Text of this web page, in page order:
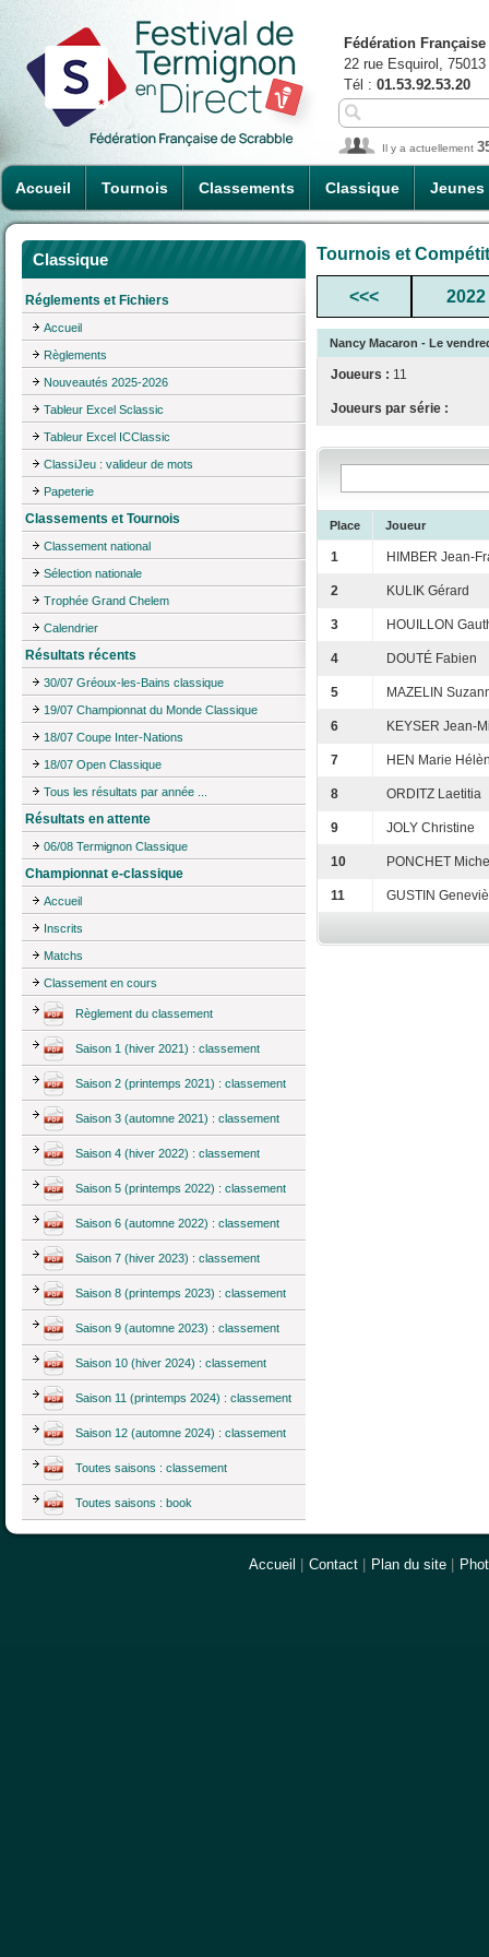
Accueil Tournois Classements Classique Jeunes
Fédération
22 rue Esquirol,
Tél : 01.53.92.53.20
Il y a actuellement
Classique
Réglements et Fichiers
Accueil
Règlements
Nouveautés 2025-2026
Tableur Excel Sclassic
Tableur Excel ICClassic
ClassiJeu : valideur de mots
Papeterie
Classements et Tournois
Classement national
Sélection nationale
Trophée Grand Chelem
Calendrier
Résultats récents
30/07 Gréoux-les-Bains classique
19/07 Championnat du Monde Classique
18/07 Coupe Inter-Nations
18/07 Open Classique
Tous les résultats par année ...
Résultats en attente
06/08 Termignon Classique
Championnat e-classique
Accueil
Inscrits
Matchs
Classement en cours
Règlement du classement
Saison 1 (hiver 2021) : classement
Saison 2 (printemps 2021) : classement
Saison 3 (automne 2021) : classement
Saison 4 (hiver 2022) : classement
Saison 5 (printemps 2022) : classement
Saison 6 (automne 2022) : classement
Saison 7 (hiver 2023) : classement
Saison 8 (printemps 2023) : classement
Saison 9 (automne 2023) : classement
Saison 10 (hiver 2024) : classement
Saison 11 (printemps 2024) : classement
Saison 12 (automne 2024) : classement
Toutes saisons : classement
Toutes saisons : book
Tournois et
<<< 2022
Nancy Macaron - Le
Joueurs : 11
Joueurs par série :
Place Joueur
1 HIMBER Jean-
2 KULIK Gérard
3 HOUILLON
4 DOUTÉ Fabien
5 MAZELIN
6 KEYSER Jean-
7 HEN Marie
8 ORDITZ Laetitia
9 JOLY Christine
10 PONCHET
11 GUSTIN
Accueil | Contact | Plan du site |